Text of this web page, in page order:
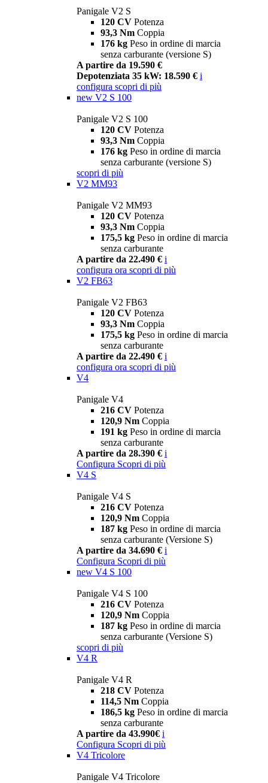
Panigale V2 S
120 CV Potenza
93,3 Nm Coppia
176 kg Peso in ordine di marcia
senza carburante (versione S)
A partire da 19.590 €
Depotenziata 35 kW: 18.590 € i
configura scopri di più
new V2 S 100
Panigale V2 S 100
120 CV Potenza
93,3 Nm Coppia
176 kg Peso in ordine di marcia
senza carburante (versione S)
scopri di più
V2 MM93
Panigale V2 MM93
120 CV Potenza
93,3 Nm Coppia
175,5 kg Peso in ordine di marcia
senza carburante
A partire da 22.490 € i
configura ora scopri di più
V2 FB63
Panigale V2 FB63
120 CV Potenza
93,3 Nm Coppia
175,5 kg Peso in ordine di marcia
senza carburante
A partire da 22.490 € i
configura ora scopri di più
V4
Panigale V4
216 CV Potenza
120,9 Nm Coppia
191 kg Peso in ordine di marcia
senza carburante
A partire da 28.390 € i
Configura Scopri di più
V4 S
Panigale V4 S
216 CV Potenza
120,9 Nm Coppia
187 kg Peso in ordine di marcia
senza carburante (Versione S)
A partire da 34.690 € i
Configura Scopri di più
new V4 S 100
Panigale V4 S 100
216 CV Potenza
120,9 Nm Coppia
187 kg Peso in ordine di marcia
senza carburante (Versione S)
scopri di più
V4 R
Panigale V4 R
218 CV Potenza
114,5 Nm Coppia
186,5 kg Peso in ordine di marcia
senza carburante
A partire da 43.990€ i
Configura Scopri di più
V4 Tricolore
Panigale V4 Tricolore